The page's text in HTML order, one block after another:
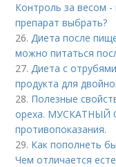
Контроль за весом -
препарат выбрать?
26.Диета после
можно питаться
27.Диета с
продукта для
28. Полезные
ореха. МУСКАТНЫЙ
противопоказания.
29. Как пополнеть
Чем отличается